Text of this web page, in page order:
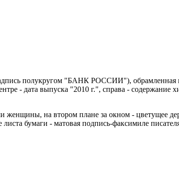
полукругом "БАНК РОССИИ"), обрамленная
- дата выпуска "2010 г.", справа - содержание
на втором плане за окном - цветущее
листа бумаги - матовая подпись-факсимиле